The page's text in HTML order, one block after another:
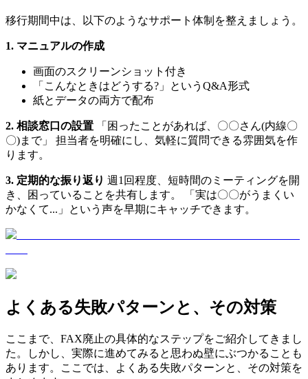
移行期間中は、以下のようなサポート体制を整えましょう。
1. マニュアルの作成
画面のスクリーンショット付き
「こんなときはどうする?」というQ&A形式
紙とデータの両方で配布
2. 相談窓口の設置 「困ったことがあれば、〇〇さん(内線〇
〇)まで」 担当者を明確にし、気軽に質問できる雰囲気を作
ります。
3. 定期的な振り返り 週1回程度、短時間のミーティングを開
き、困っていることを共有します。 「実は〇〇がうまくい
かなくて...」という声を早期にキャッチできます。
よくある失敗パターンと、その対策
ここまで、FAX廃止の具体的なステップをご紹介してきまし
た。しかし、実際に進めてみると思わぬ壁にぶつかることも
あります。ここでは、よくある失敗パターンと、その対策を